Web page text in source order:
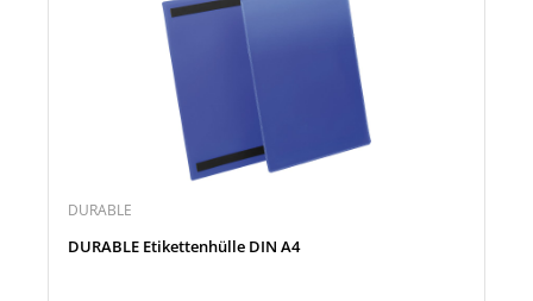
DURABLE
DURABLE Etikettenhülle DIN A4